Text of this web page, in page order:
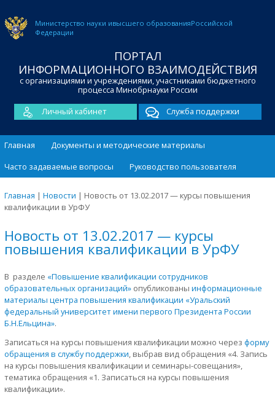
Министерство науки ивысшего образованияРоссийской
Федерации
ПОРТАЛ
ИНФОРМАЦИОННОГО ВЗАИМОДЕЙСТВИЯ
с организациями и учреждениями, участниками бюджетного
процесса Минобрнауки России
Личный кабинет
Служба поддержки
Главная
Документы и методические материалы
Часто задаваемые вопросы
Руководство пользователя
Главная | Новости | Новость от 13.02.2017 — курсы повышения
квалификации в УрФУ
Новость от 13.02.2017 — курсы
повышения квалификации в УрФУ
В разделе «Повышение квалификации сотрудников
образовательных организаций» опубликованы информационные
материалы центра повышения квалификации «Уральский
федеральный университет имени первого Президента России
Б.Н.Ельцина».
Записаться на курсы повышения квалификации можно через форму
обращения в службу поддержки, выбрав вид обращения «4. Запись
на курсы повышения квалификации и семинары-совещания»,
тематика обращения «1. Записаться на курсы повышения
квалификации».